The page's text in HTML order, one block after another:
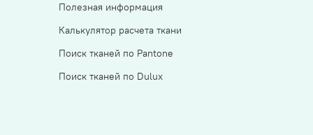
Полезная информация
Калькулятор расчета ткани
Поиск тканей по Pantone
Поиск тканей по Dulux